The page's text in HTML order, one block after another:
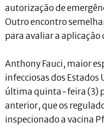
autorização de
Outro encontro
para avaliar a
Anthony Fauci, maior
infecciosas dos Estados
última quinta-feira (3)
anterior, que os
inspecionado a vacina